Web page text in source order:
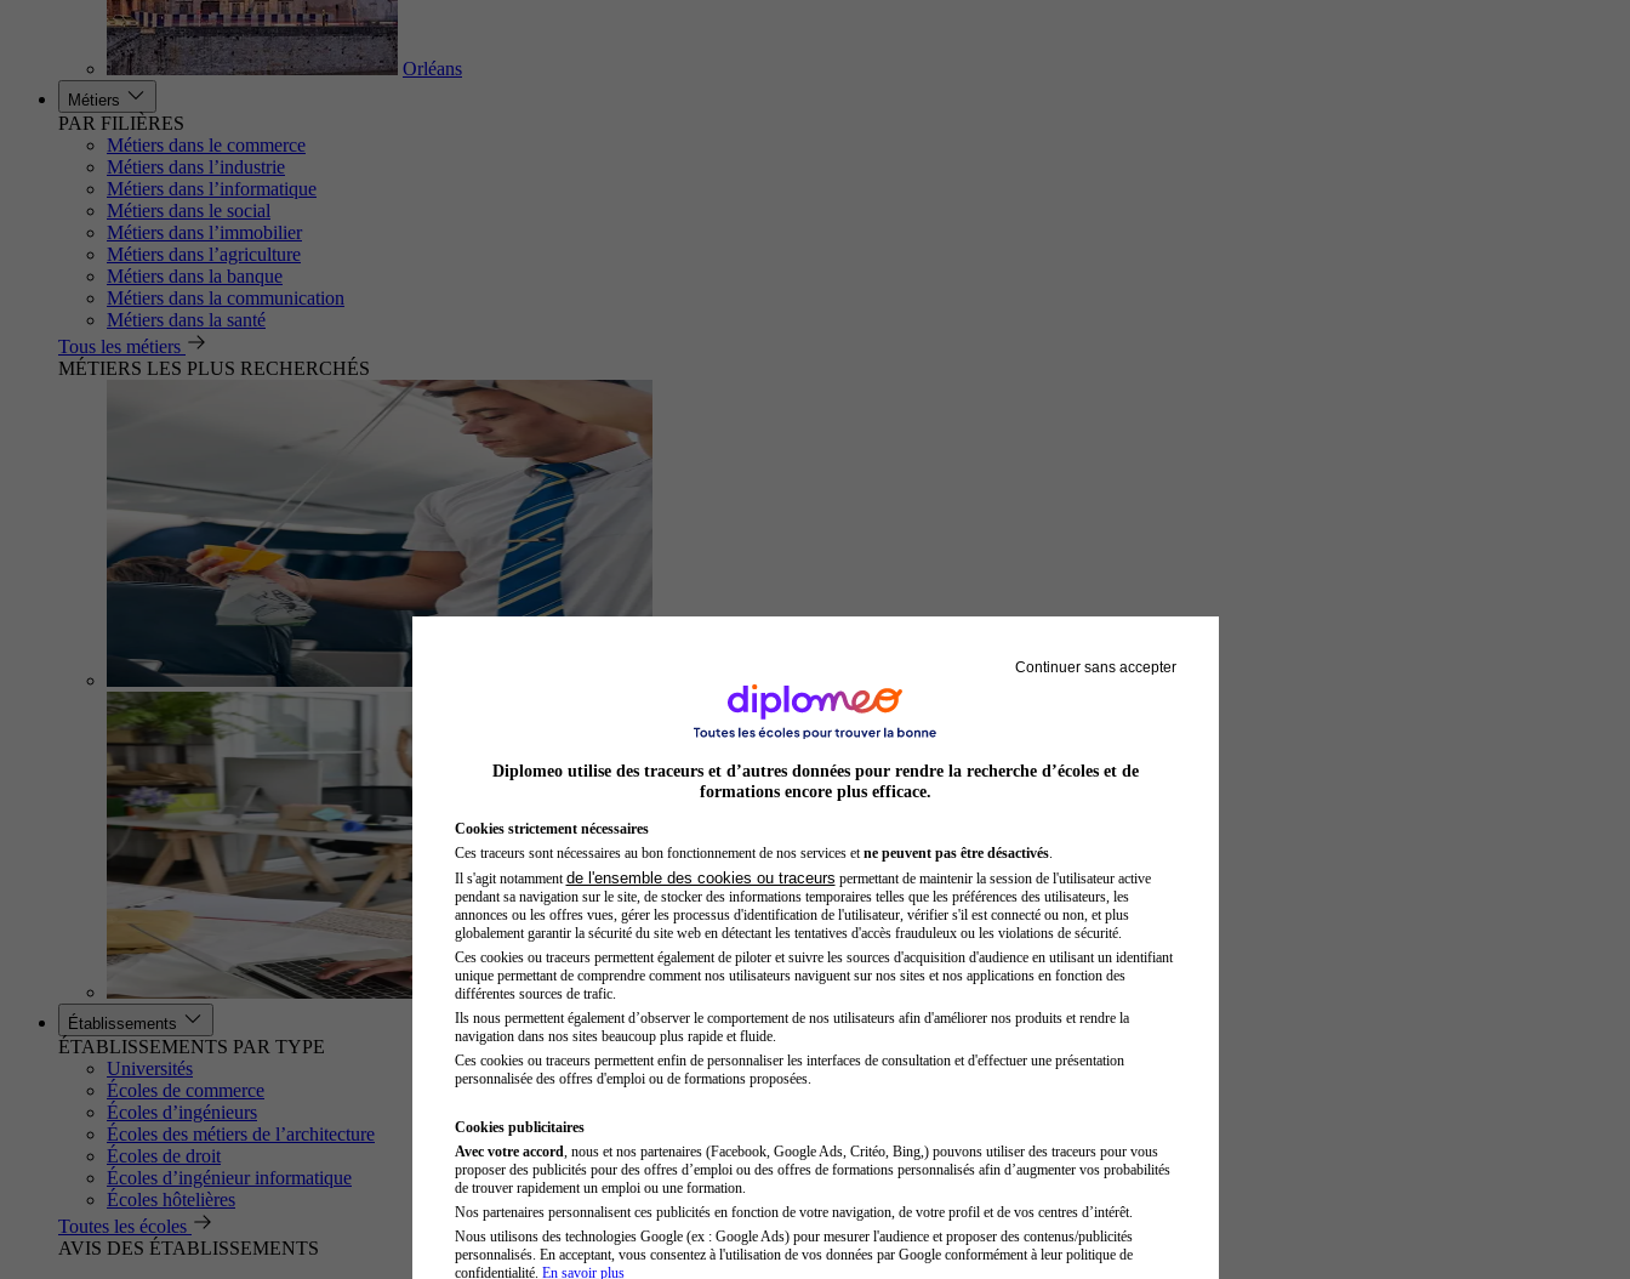
Orléans
Métiers
PAR FILIÈRES
Métiers dans le commerce
Métiers dans l’industrie
Métiers dans l’informatique
Métiers dans le social
Métiers dans l’immobilier
Métiers dans l’agriculture
Métiers dans la banque
Métiers dans la communication
Métiers dans la santé
Tous les métiers
MÉTIERS LES PLUS RECHERCHÉS
Hôtesse de l'air steward
Établissements
ÉTABLISSEMENTS PAR TYPE
Universités
Écoles de commerce
Écoles d’ingénieurs
Écoles des métiers de l’architecture
Écoles de droit
Écoles d’ingénieur informatique
Écoles hôtelières
Toutes les écoles
AVIS DES ÉTABLISSEMENTS
Continuer sans accepter
Diplomeo utilise des traceurs et d’autres données pour rendre la recherche d’écoles et de
formations encore plus efficace.
Cookies strictement nécessaires
Ces traceurs sont nécessaires au bon fonctionnement de nos services et ne peuvent pas être désactivés.
Il s'agit notamment de l'ensemble des cookies ou traceurs permettant de maintenir la session de l'utilisateur active
pendant sa navigation sur le site, de stocker des informations temporaires telles que les préférences des utilisateurs, les
annonces ou les offres vues, gérer les processus d'identification de l'utilisateur, vérifier s'il est connecté ou non, et plus
globalement garantir la sécurité du site web en détectant les tentatives d'accès frauduleux ou les violations de sécurité.
Ces cookies ou traceurs permettent également de piloter et suivre les sources d'acquisition d'audience en utilisant un identifiant
unique permettant de comprendre comment nos utilisateurs naviguent sur nos sites et nos applications en fonction des
différentes sources de trafic.
Ils nous permettent également d’observer le comportement de nos utilisateurs afin d'améliorer nos produits et rendre la
navigation dans nos sites beaucoup plus rapide et fluide.
Ces cookies ou traceurs permettent enfin de personnaliser les interfaces de consultation et d'effectuer une présentation
personnalisée des offres d'emploi ou de formations proposées.
Cookies publicitaires
Avec votre accord , nous et nos partenaires (Facebook, Google Ads, Critéo, Bing,) pouvons utiliser des traceurs pour vous
proposer des publicités pour des offres d’emploi ou des offres de formations personnalisés afin d’augmenter vos probabilités
de trouver rapidement un emploi ou une formation.
Nos partenaires personnalisent ces publicités en fonction de votre navigation, de votre profil et de vos centres d’intérêt.
Nous utilisons des technologies Google (ex : Google Ads) pour mesurer l'audience et proposer des contenus/publicités
personnalisés. En acceptant, vous consentez à l'utilisation de vos données par Google conformément à leur politique de
confidentialité. En savoir plus